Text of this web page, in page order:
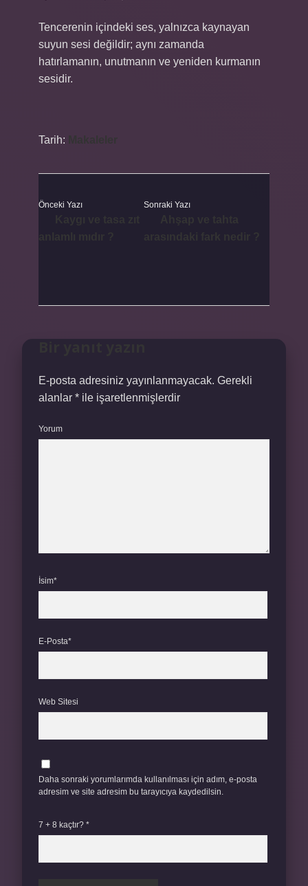
Tencerenin içindeki ses, yalnızca kaynayan
suyun sesi değildir; aynı zamanda
hatırlamanın, unutmanın ve yeniden kurmanın
sesidir.
Tarih:
Önceki Yazı Sonraki Yazı
E-posta adresiniz yayınlanmayacak. Gerekli
alanlar * ile işaretlenmişlerdir
Yorum
İsim*
E-Posta*
Web Sitesi
Daha sonraki yorumlarımda kullanılması için adım, e-posta
adresim ve site adresim bu tarayıcıya kaydedilsin.
7 + 8 kaçtır? *